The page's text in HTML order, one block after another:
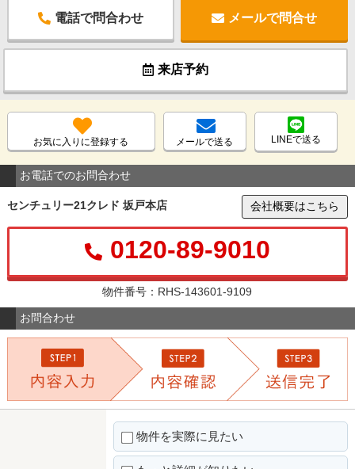
電話で問合わせ メールで問合せ
来店予約
お気に入りに登録する メールで送る LINEで送る
お電話でのお問合わせ
センチュリー21クレド 坂戸本店 会社概要はこちら
0120-89-9010
物件番号：RHS-143601-9109
お問合わせ
物件を実際に見たい